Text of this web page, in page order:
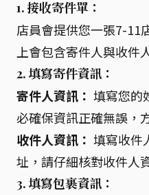
1. 接收寄件單：
店員會提供您一張7-11
上會包含寄件人與收件
2. 填寫寄件資訊：
寄件人資訊： 填寫您的
必確保資訊正確無誤，
收件人資訊： 填寫收件
址，請仔細核對收件人
3. 填寫包裹資訊：